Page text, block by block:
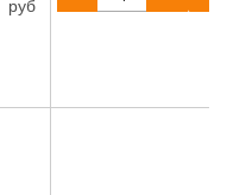
руб